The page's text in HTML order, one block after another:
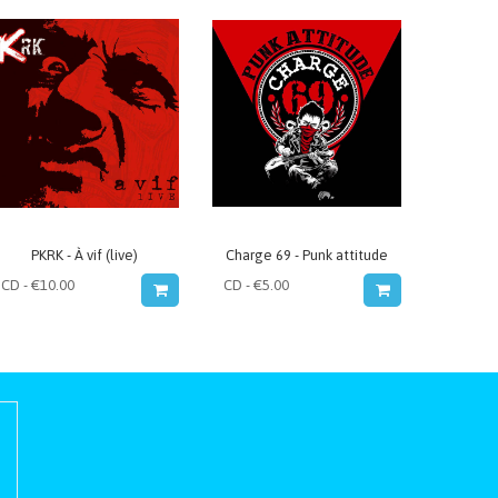
PKRK - À vif (live) Charge 69 - Punk attitude